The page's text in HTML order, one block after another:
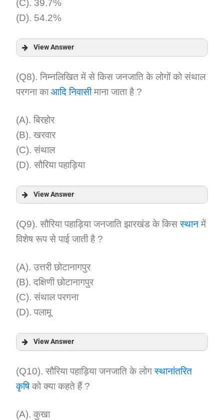
(C). 39.7%
(D). 54.2%
View Answer
Answer:
(Q8). निम्नलिखित में से किस जनजाति के लोगों को संथाल
परगना काआदि निवासीमाना जाता है ?
(A). बिरहोर
(B). खरवार
(C). संथाल
(D). सौरिया पहाड़िया
View Answer
Answer:
(Q9). सौरिया पहाड़िया जनजाति झारखंड के किसस्थान में
विशेष रूप से पाई जाती है ?
(A). उत्तरी छोटानागपुर
(B). दक्षिणी छोटानागपुर
(C). संथाल परगना
(D). पलामू
View Answer
Answer:
(Q10). सौरिया पहाड़िया जनजाति के लोगस्थानांतरित
कृषिको क्या कहते हैं ?
(A). कुखा